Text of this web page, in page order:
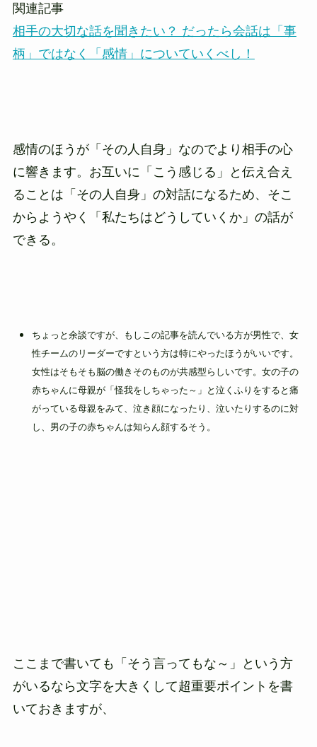
関連記事
相手の大切な話を聞きたい？ だったら会話は「事
柄」ではなく「感情」についていくべし！
感情のほうが「その人自身」なのでより相手の心
に響きます。お互いに「こう感じる」と伝え合え
ることは「その人自身」の対話になるため、そこ
からようやく「私たちはどうしていくか」の話が
できる。
ちょっと余談ですが、もしこの記事を読んでいる方が男性で、女
性チームのリーダーですという方は特にやったほうがいいです。
女性はそもそも脳の働きそのものが共感型らしいです。女の子の
赤ちゃんに母親が「怪我をしちゃった～」と泣くふりをすると痛
がっている母親をみて、泣き顔になったり、泣いたりするのに対
し、男の子の赤ちゃんは知らん顔するそう。
ここまで書いても「そう言ってもな～」という方
がいるなら文字を大きくして超重要ポイントを書
いておきますが、